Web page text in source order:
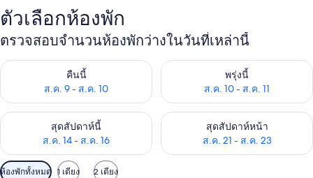
ตัวเลือกห้องพัก
ตรวจสอบจำนวนห้องพักว่างในวันที่เหล่านี้
คืนนี้
ส.ค. 9 - ส.ค. 10
ตรวจสอบจำนวนห้องพักว่างในคืนนี้ ส.ค. 9 - ส.ค. 10
พรุ่งนี้
ส.ค. 10 - ส.ค. 11
ตรวจสอบจำนวนห้องพักว่างใน
สุดสัปดาห์นี้
ส.ค. 14 - ส.ค. 16
ตรวจสอบจำนวนห้องพักว่างในสุดสัปดาห์นี้ ส.ค. 14 - ส.ค. 16
สุดสัปดาห์หน้า
ส.ค. 21 - ส.ค. 23
ตรวจสอบจำนวนห้องพักว่างใน
ตัว
ห้องพักทั้งหมด 1 เตียง 2 เตียง